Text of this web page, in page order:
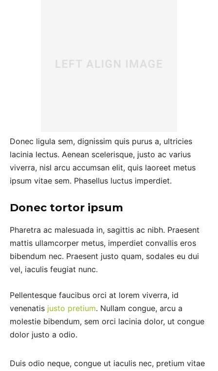
Donec ligula sem, dignissim quis purus a, ultricies
lacinia lectus. Aenean scelerisque, justo ac varius
viverra, nisl arcu accumsan elit, quis laoreet metus
ipsum vitae sem. Phasellus luctus imperdiet.
Donec tortor ipsum
Pharetra ac malesuada in, sagittis ac nibh. Praesent
mattis ullamcorper metus, imperdiet convallis eros
bibendum nec. Praesent justo quam, sodales eu dui
vel, iaculis feugiat nunc.
Pellentesque faucibus orci at lorem viverra, id
venenatis justo pretium. Nullam congue, arcu a
molestie bibendum, sem orci lacinia dolor, ut congue
dolor justo a odio.
Duis odio neque, congue ut iaculis nec, pretium vitae